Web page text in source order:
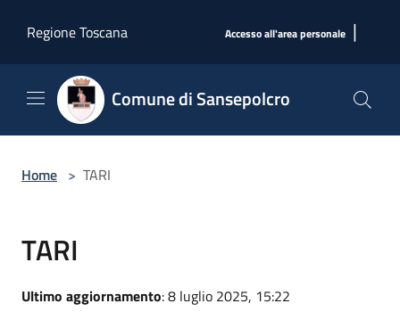
Regione Toscana
Accesso all'area personale |
Comune di Sansepolcro
Home > TARI
TARI
Ultimo aggiornamento: 8 luglio 2025, 15:22